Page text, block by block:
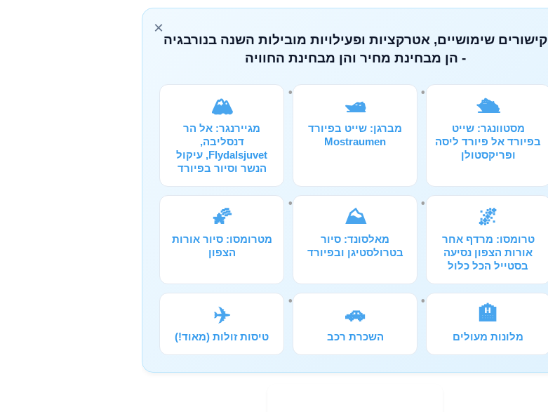
×
קישורים שימושיים, אטרקציות ופעילויות מובילות השנה בנורבגיה
- הן מבחינת מחיר והן מבחינת החוויה
🛳️
מסטוונגר: שייט
בפיורד אל פיורד ליסה
ופריקסטולן
🛥️
מברגן: שייט בפיורד
Mostraumen
🏔️
מגיירנגר: אל הר
דנסליבה,
Flydalsjuvet, עיקול
הנשר וסיור בפיורד
🌌
טרומסו: מרדף אחר
אורות הצפון נסיעה
בסטייל הכל כלול
⛰️
מאלסונד: סיור
בטרולסטיגן ובפיורד
🌠
מטרומסו: סיור אורות
הצפון
🏨
מלונות מעולים
🚗
השכרת רכב
✈️
טיסות זולות (מאוד!)